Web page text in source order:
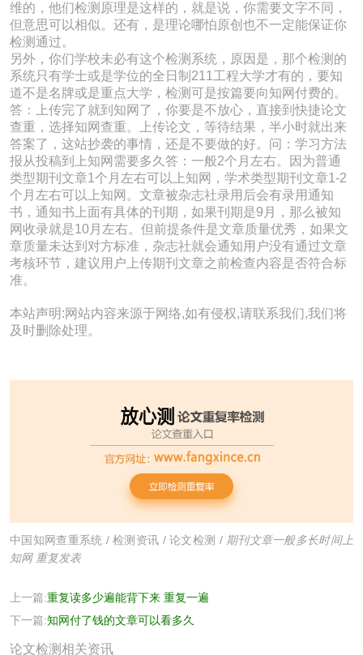
维的，他们检测原理是这样的，就是说，你需要文字不同，
但意思可以相似。还有，是理论哪怕原创也不一定能保证你
检测通过。
另外，你们学校未必有这个检测系统，原因是，那个检测的
系统只有学士或是学位的全日制211工程大学才有的，要知
道不是名牌或是重点大学，检测可是按篇要向知网付费的。
答：上传完了就到知网了，你要是不放心，直接到快捷论文
查重，选择知网查重。上传论文，等待结果，半小时就出来
答案了，这站抄袭的事情，还是不要做的好。问：学习方法
报从投稿到上知网需要多久答：一般2个月左右。因为普通
类型期刊文章1个月左右可以上知网，学术类型期刊文章1-2
个月左右可以上知网。文章被杂志社录用后会有录用通知
书，通知书上面有具体的刊期，如果刊期是9月，那么被知
网收录就是10月左右。但前提条件是文章质量优秀，如果文
章质量未达到对方标准，杂志社就会通知用户没有通过文章
考核环节，建议用户上传期刊文章之前检查内容是否符合标
准。
本站声明:网站内容来源于网络,如有侵权,请联系我们,我们将
及时删除处理。
中国知网查重系统 /检测资讯 / 论文检测 / 期刊文章一般多长时间上
知网 重复发表
上一篇:重复读多少遍能背下来 重复一遍
下一篇:知网付了钱的文章可以看多久
论文检测相关资讯